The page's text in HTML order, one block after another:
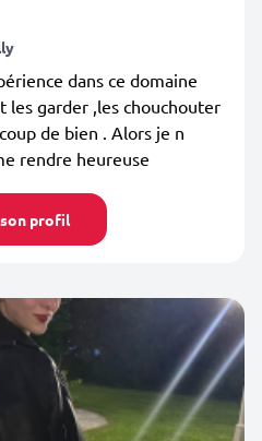
dans ce domaine
les garder ,les chouchouter
de bien . Alors je n
rendre heureuse
profil